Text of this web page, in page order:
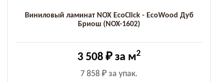
Виниловый ламинат NOX EcoClick - EcoWood Дуб
Бриош (NOX-1602)
3 508 ₽ за м2
7 858 ₽ за упак.